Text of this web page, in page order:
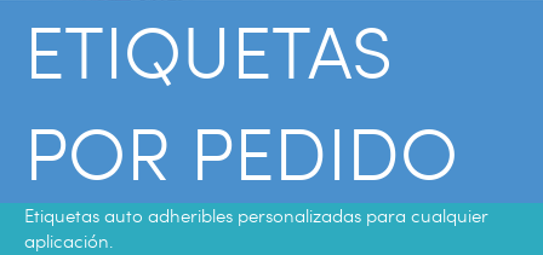
ETIQUETAS
POR PEDIDO
Etiquetas auto adheribles personalizadas para cualquier
aplicación.